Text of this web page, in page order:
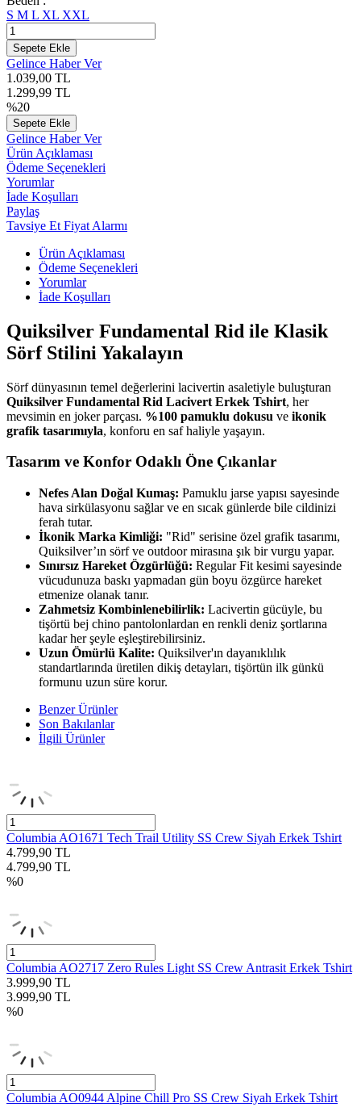
S M L XL XXL
Sepete Ekle
Gelince Haber Ver
1.039,00 TL
1.299,99 TL
%20
Sepete Ekle
Gelince Haber Ver
Ürün Açıklaması
Ödeme Seçenekleri
Yorumlar
İade Koşulları
Paylaş
Tavsiye Et Fiyat Alarmı
Ürün Açıklaması
Ödeme Seçenekleri
Yorumlar
İade Koşulları
Quiksilver Fundamental Rid ile Klasik
Sörf Stilini Yakalayın
Sörf dünyasının temel değerlerini lacivertin asaletiyle buluşturan
Quiksilver Fundamental Rid Lacivert Erkek Tshirt, her
mevsimin en joker parçası. %100 pamuklu dokusu ve ikonik
grafik tasarımıyla, konforu en saf haliyle yaşayın.
Tasarım ve Konfor Odaklı Öne Çıkanlar
Nefes Alan Doğal Kumaş: Pamuklu jarse yapısı sayesinde
hava sirkülasyonu sağlar ve en sıcak günlerde bile cildinizi
ferah tutar.
İkonik Marka Kimliği: "Rid" serisine özel grafik tasarımı,
Quiksilver’ın sörf ve outdoor mirasına şık bir vurgu yapar.
Sınırsız Hareket Özgürlüğü: Regular Fit kesimi sayesinde
vücudunuza baskı yapmadan gün boyu özgürce hareket
etmenize olanak tanır.
Zahmetsiz Kombinlenebilirlik: Lacivertin gücüyle, bu
tişörtü bej chino pantolonlardan en renkli deniz şortlarına
kadar her şeyle eşleştirebilirsiniz.
Uzun Ömürlü Kalite: Quiksilver'ın dayanıklılık
standartlarında üretilen dikiş detayları, tişörtün ilk günkü
formunu uzun süre korur.
Benzer Ürünler
Son Bakılanlar
İlgili Ürünler
Columbia AO1671 Tech Trail Utility SS Crew Siyah Erkek Tshirt
4.799,90 TL
4.799,90 TL
%0
Columbia AO2717 Zero Rules Light SS Crew Antrasit Erkek Tshirt
3.999,90 TL
3.999,90 TL
%0
Columbia AO0944 Alpine Chill Pro SS Crew Siyah Erkek Tshirt